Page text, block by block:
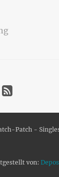
Patch -
von: